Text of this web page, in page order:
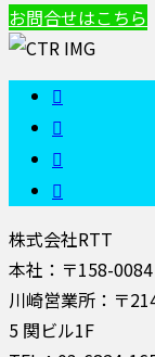
お問合せはこちら
株式会社RTT
本社：〒158-
川崎営業所：〒
5 関ビル1F